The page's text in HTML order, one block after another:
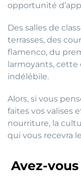
opportunité
Des salles de
terrasses, des
flamenco, du
larmoyants, cette
indélébile.
Alors, si vous
faites vos valises
nourriture, la
qui vous recevra
Avez-